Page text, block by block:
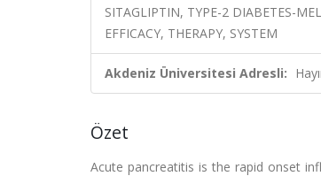
SITAGLIPTIN, TYPE-2 DIABETES-
EFFICACY, THERAPY, SYSTEM
Akdeniz Üniversitesi Adresli:
Özet
Acute pancreatitis is the rapid onset